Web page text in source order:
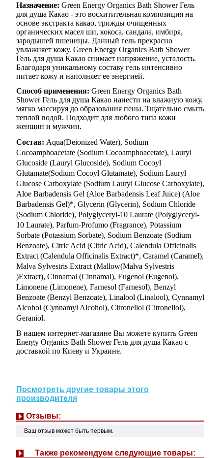
Назначение: Green Energy Organics Bath Shower Гель
для душа Какао - это восхитительная композиция на
основе экстракта какао, трижды очищенных
органических масел ши, кокоса, сандала, имбиря,
зародышей пшеницы. Данный гель прекрасно
увлажняет кожу. Green Energy Organics Bath Shower
Гель для душа Какао снимает напряжение, усталость.
Благодаря уникальному составу гель интенсивно
питает кожу и наполняет ее энергией.
Способ применения: Green Energy Organics Bath
Shower Гель для душа Какао нанести на влажную кожу,
мягко массируя до образования пены. Тщательно смыть
теплой водой. Подходит для любого типа кожи
женщин и мужчин.
Состав: Aqua(Deionized Water), Sodium
Cocoamphoacetate (Sodium Cocoamphoacetate), Lauryl
Glucoside (Lauryl Glucoside), Sodium Cocoyl
Glutamate(Sodium Cocoyl Glutamate), Sodium Lauryl
Glucose Carboxylate (Sodium Lauryl Glucose Carboxylate),
Aloe Barbadensis Gel (Aloe Barbadensis Leaf Juice) (Aloe
Barbadensis Gel)*, Glycerin (Glycerin), Sodium Chloride
(Sodium Chloride), Polyglyceryl-10 Laurate (Polyglyceryl-
10 Laurate), Parfum-Profumo (Fragrance), Potassium
Sorbate (Potassium Sorbate), Sodium Benzoate (Sodium
Benzoate), Citric Acid (Citric Acid), Calendula Officinalis
Extract (Calendula Officinalis Extract)*, Caramel (Caramel),
Malva Sylvestris Extract (Mallow(Malva Sylvestris
)Extract), Cinnamal (Cinnamal), Eugenol (Eugenol),
Limonene (Limonene), Farnesol (Farnesol), Benzyl
Benzoate (Benzyl Benzoate), Linalool (Linalool), Cynnamyl
Alcohol (Cynnamyl Alcohol), Citronellol (Citronellol),
Geraniol.
В нашем интернет-магазине Вы можете купить Green
Energy Organics Bath Shower Гель для душа Какао с
доставкой по Киеву и Украине.
Посмотреть другие товары этого
производителя
Отзывы:
Ваш отзыв может быть первым.
Также рекомендуем следующие товары: